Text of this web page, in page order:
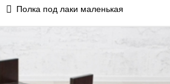
Полка под лаки маленькая